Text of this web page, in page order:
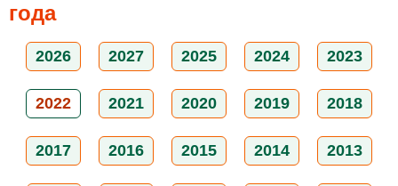
года
2026 2027 2025 2024 2023
2022 2021 2020 2019 2018
2017 2016 2015 2014 2013